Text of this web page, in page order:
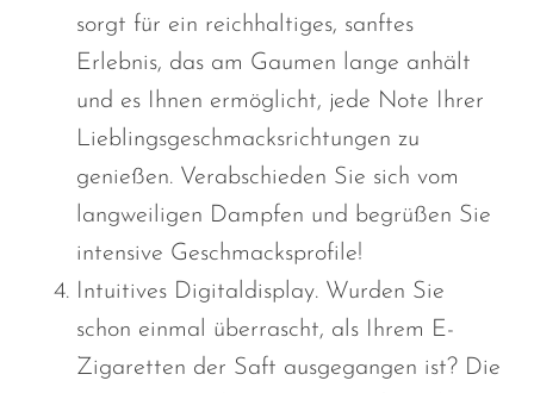
sorgt für ein reichhaltiges, sanftes
Erlebnis, das am Gaumen lange anhält
und es Ihnen ermöglicht, jede Note Ihrer
Lieblingsgeschmacksrichtungen zu
genießen. Verabschieden Sie sich vom
langweiligen Dampfen und begrüßen Sie
intensive Geschmacksprofile!
Intuitives Digitaldisplay. Wurden Sie
schon einmal überrascht, als Ihrem E-
Zigaretten der Saft ausgegangen ist? Die